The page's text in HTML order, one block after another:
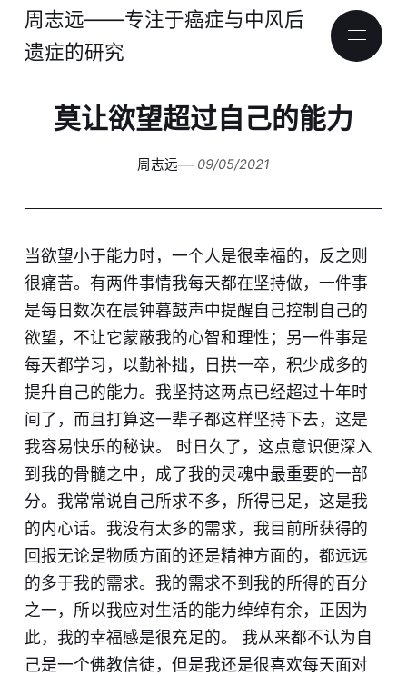
周志远——专注于癌症与中风后
遗症的研究
莫让欲望超过自己的能力
周志远 09/05/2021
当欲望小于能力时，一个人是很幸福的，反之则
很痛苦。有两件事情我每天都在坚持做，一件事
是每日数次在晨钟暮鼓声中提醒自己控制自己的
欲望，不让它蒙蔽我的心智和理性；另一件事是
每天都学习，以勤补拙，日拱一卒，积少成多的
提升自己的能力。我坚持这两点已经超过十年时
间了，而且打算这一辈子都这样坚持下去，这是
我容易快乐的秘诀。 时日久了，这点意识便深入
到我的骨髓之中，成了我的灵魂中最重要的一部
分。我常常说自己所求不多，所得已足，这是我
的内心话。我没有太多的需求，我目前所获得的
回报无论是物质方面的还是精神方面的，都远远
的多于我的需求。我的需求不到我的所得的百分
之一，所以我应对生活的能力绰绰有余，正因为
此，我的幸福感是很充足的。 我从来都不认为自
己是一个佛教信徒，但是我还是很喜欢每天面对